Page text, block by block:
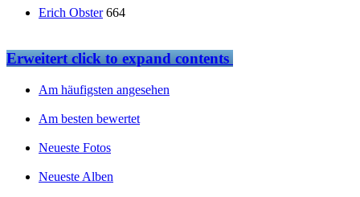
Erich Obster 664
Erweitertclick to expand contents
Am häufigsten angesehen
Am besten bewertet
Neueste Fotos
Neueste Alben